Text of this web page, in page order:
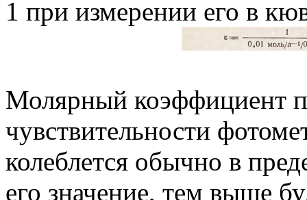
1 при измерении его в
Молярный коэффициент
чувствительности
колеблется обычно в
его значение, тем выше